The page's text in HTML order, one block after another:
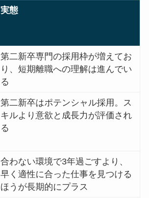
実態
第二新卒専門の採用枠が増えてお
り、短期離職への理解は進んでい
る
第二新卒はポテンシャル採用。ス
キルより意欲と成長力が評価され
る
合わない環境で3年過ごすより、
早く適性に合った仕事を見つける
ほうが長期的にプラス